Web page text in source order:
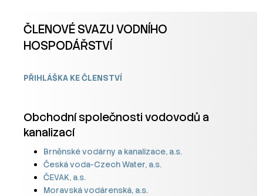
ČLENOVÉ SVAZU VODNÍHO
HOSPODÁŘSTVÍ
PŘIHLÁŠKA KE ČLENSTVÍ
Obchodní společnosti vodovodů a
kanalizací
Brněnské vodárny a kanalizace, a.s.
Česká voda-Czech Water, a.s.
ČEVAK, a.s.
Moravská vodárenská, a.s.